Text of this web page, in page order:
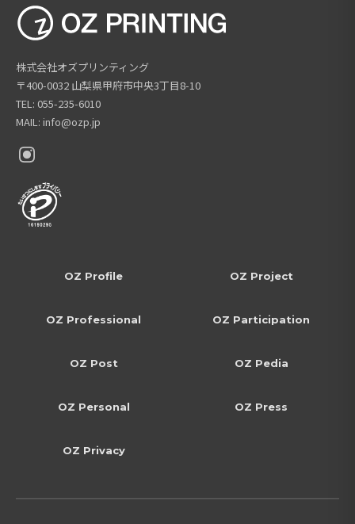
株式会社オズプリンティング
〒400-0032 山梨県甲府市中央3丁目8-10
TEL: 055-235-6010
MAIL: info@ozp.jp
OZ Profile OZ Project
OZ Professional OZ Participation
OZ Post OZ Pedia
OZ Personal OZ Press
OZ Privacy